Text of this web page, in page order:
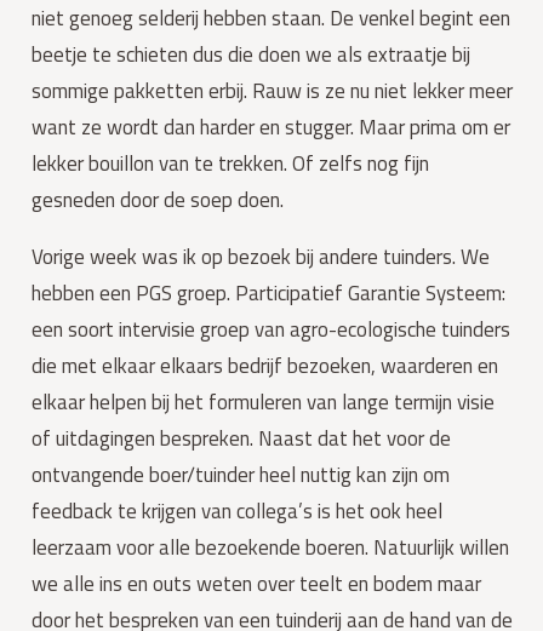
niet genoeg selderij hebben staan. De venkel begint een
beetje te schieten dus die doen we als extraatje bij
sommige pakketten erbij. Rauw is ze nu niet lekker meer
want ze wordt dan harder en stugger. Maar prima om er
lekker bouillon van te trekken. Of zelfs nog fijn
gesneden door de soep doen.
Vorige week was ik op bezoek bij andere tuinders. We
hebben een PGS groep. Participatief Garantie Systeem:
een soort intervisie groep van agro-ecologische tuinders
die met elkaar elkaars bedrijf bezoeken, waarderen en
elkaar helpen bij het formuleren van lange termijn visie
of uitdagingen bespreken. Naast dat het voor de
ontvangende boer/tuinder heel nuttig kan zijn om
feedback te krijgen van collega’s is het ook heel
leerzaam voor alle bezoekende boeren. Natuurlijk willen
we alle ins en outs weten over teelt en bodem maar
door het bespreken van een tuinderij aan de hand van de